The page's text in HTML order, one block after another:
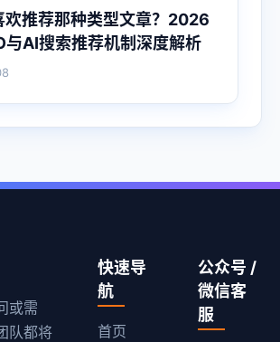
欢推荐那种类型文章？2026
与AI搜索推荐机制深度解析
或需
队都将
快速导
航
首页
公众号 /
微信客
服